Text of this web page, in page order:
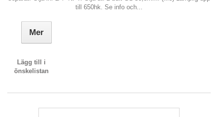
till 650hk. Se info och...
Mer
Lägg till i
önskelistan